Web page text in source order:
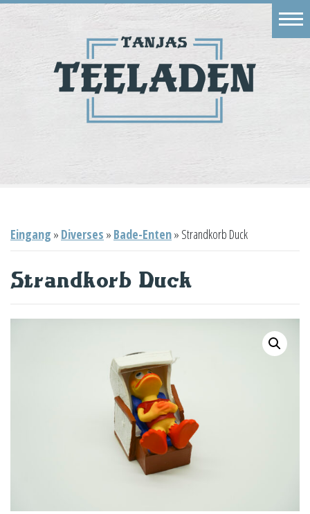
Eingang » Diverses » Bade-Enten» Strandkorb Duck
Strandkorb Duck
Geschäft